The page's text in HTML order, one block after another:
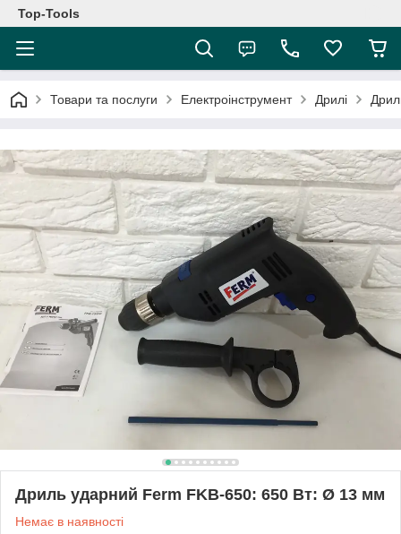
Top-Tools
Товари та послуги Електроінструмент Дрилі
Дриль ударний Ferm FKB-650: 650 Вт: Ø 13 мм
Немає в наявності